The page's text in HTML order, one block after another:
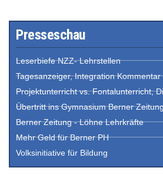
Presseschau
Leserbiefe NZZ- Lehrstellen
Tagesanzeiger, Integration Kommentar
Projektunterricht vs. Fontalunterricht,
Übertritt ins Gymnasium Berner
Berner Zeitung - Löhne Lehrkräfte
Mehr Geld für Berner PH
Volksinitiative für Bildung